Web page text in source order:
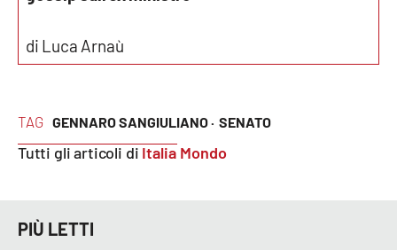
Catanzaro
Vibo Valentia
Cosenza
TAG GENNARO SANGIULIANO · SENATO
Tutti gli articoli di Italia Mondo
di Luca Arnaù
PIÙ LETTI